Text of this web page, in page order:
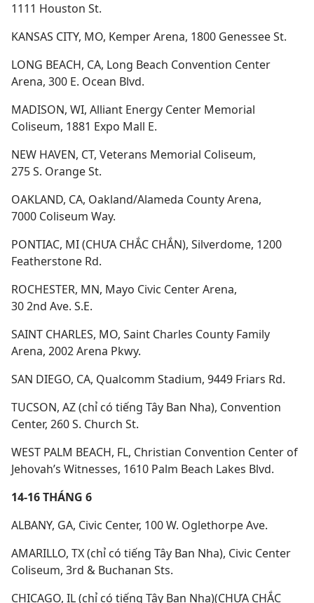
1111 Houston St.
KANSAS CITY, MO, Kemper Arena, 1800 Genessee St.
LONG BEACH, CA, Long Beach Convention Center
Arena, 300 E. Ocean Blvd.
MADISON, WI, Alliant Energy Center Memorial
Coliseum, 1881 Expo Mall E.
NEW HAVEN, CT, Veterans Memorial Coliseum,
275 S. Orange St.
OAKLAND, CA, Oakland/Alameda County Arena,
7000 Coliseum Way.
PONTIAC, MI (CHƯA CHẮC CHẮN), Silverdome, 1200
Featherstone Rd.
ROCHESTER, MN, Mayo Civic Center Arena,
30 2nd Ave. S.E.
SAINT CHARLES, MO, Saint Charles County Family
Arena, 2002 Arena Pkwy.
SAN DIEGO, CA, Qualcomm Stadium, 9449 Friars Rd.
TUCSON, AZ (chỉ có tiếng Tây Ban Nha), Convention
Center, 260 S. Church St.
WEST PALM BEACH, FL, Christian Convention Center of
Jehovah’s Witnesses, 1610 Palm Beach Lakes Blvd.
14-16 THÁNG 6
ALBANY, GA, Civic Center, 100 W. Oglethorpe Ave.
AMARILLO, TX (chỉ có tiếng Tây Ban Nha), Civic Center
Coliseum, 3rd & Buchanan Sts.
CHICAGO, IL (chỉ có tiếng Tây Ban Nha)(CHƯA CHẮC